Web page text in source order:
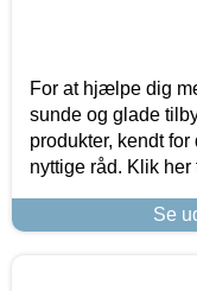
For at hjælpe dig
sunde og glade
produkter, kendt
nyttige råd. Klik
Se